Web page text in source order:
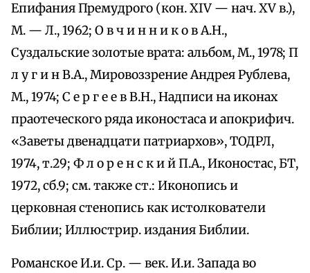
Епифания Премудрого (кон. XIV — нач. XV в.),
М. — Л., 1962; О в ч и н н и к о в А.Н.,
Суздальские золотые врата: альбом, М., 1978; П
л у г и н В.А., Мировоззрение Андрея Рублева,
М., 1974; С е р г е е в В.Н., Надписи на иконах
праотеческого ряда иконостаса и апокрифич.
«Заветы двенадцати патриархов», ТОДРЛ,
1974, т.29; Ф л о р е н с к и й П.А., Иконостас, БТ,
1972, сб.9; см. также ст.: Иконопись и
церковная стенопись как истолкователи
Библии; Иллюстрир. издания Библии.
Романское И.и. Ср. — век. И.и. Запада во